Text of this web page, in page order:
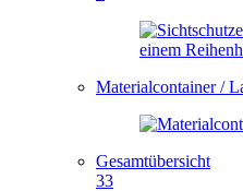
Materialcontainer /
Gesamtübersicht
33